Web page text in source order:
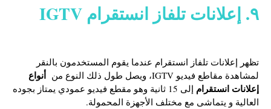
IGTV
تظهر إعلانات تلفاز انستقرام عندما يقوم المستخدمون بالنقر
لمشاهدة مقاطع فيديو IGTV، ويصل طول ذلك النوع من
أنواع
إعلانات انستقرام
إلى 15 ثانية وهو مقطع فيديو عمودي يمتاز بجوده
العالية و يتماشى مع مختلف الأجهزة المحمولة.